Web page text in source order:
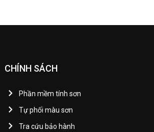
CHÍNH SÁCH
Phần mềm tính sơn
Tự phối màu sơn
Tra cứu bảo hành